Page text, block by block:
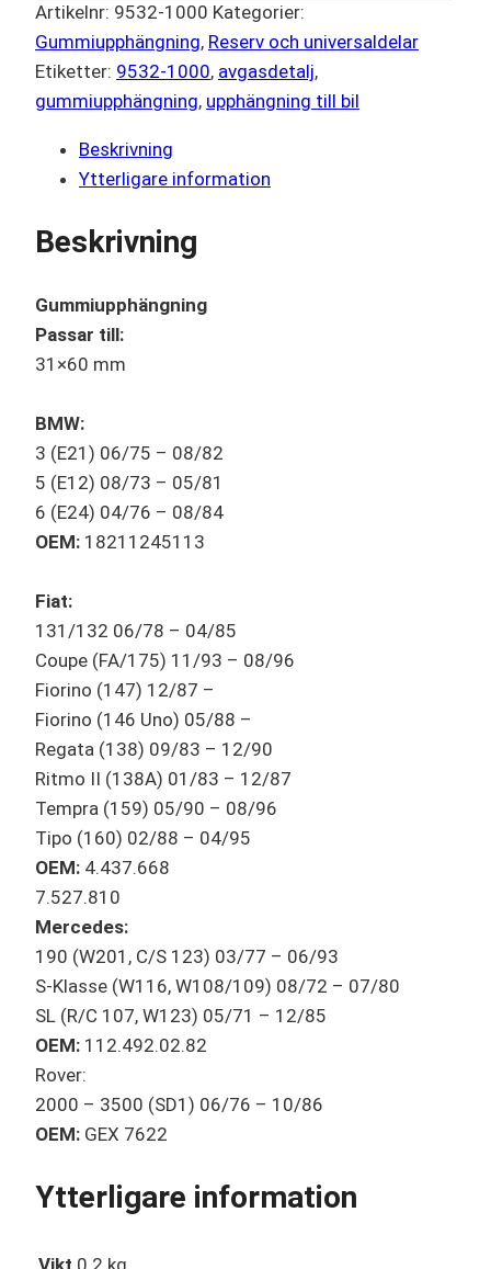
Artikelnr: 9532-1000 Kategorier:
Gummiupphängning, Reserv och universaldelar
Etiketter: 9532-1000, avgasdetalj,
gummiupphängning, upphängning till bil
Beskrivning
Ytterligare information
Beskrivning
Gummiupphängning
Passar till:
31×60 mm
BMW:
3 (E21) 06/75 – 08/82
5 (E12) 08/73 – 05/81
6 (E24) 04/76 – 08/84
OEM: 18211245113
Fiat:
131/132 06/78 – 04/85
Coupe (FA/175) 11/93 – 08/96
Fiorino (147) 12/87 –
Fiorino (146 Uno) 05/88 –
Regata (138) 09/83 – 12/90
Ritmo II (138A) 01/83 – 12/87
Tempra (159) 05/90 – 08/96
Tipo (160) 02/88 – 04/95
OEM: 4.437.668
7.527.810
Mercedes:
190 (W201, C/S 123) 03/77 – 06/93
S-Klasse (W116, W108/109) 08/72 – 07/80
SL (R/C 107, W123) 05/71 – 12/85
OEM: 112.492.02.82
Rover:
2000 – 3500 (SD1) 06/76 – 10/86
OEM: GEX 7622
Ytterligare information
Vikt 0.2 kg